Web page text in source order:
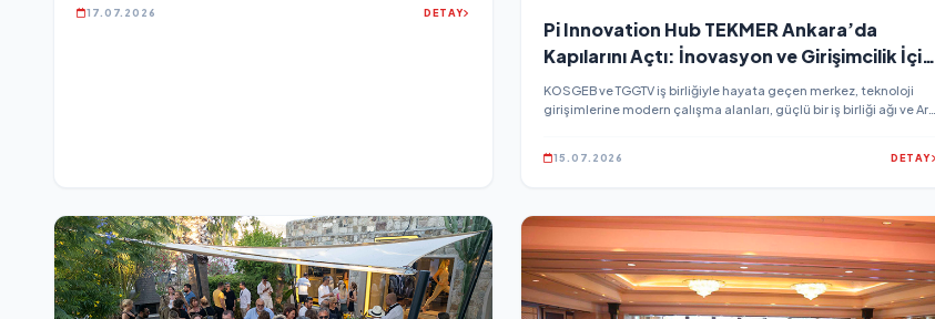
arasında tarihi bir iş birliği protokolü imzalandı.
17.07.2026 DETAY
Pi Innovation Hub TEKMER Ankara’da
Kapılarını Açtı: İnovasyon ve Girişimcilik İçin
Yeni Bir Adres
KOSGEB ve TGGTV iş birliğiyle hayata geçen merkez, teknoloji
girişimlerine modern çalışma alanları, güçlü bir iş birliği ağı ve Ar-
15.07.2026 DETAY